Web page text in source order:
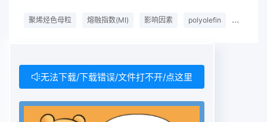
andcontent of filler and the sorts and contents
最常采用的着色方法,聚烯烃色母粒主要由颜料、载
体、1M对于聚烯烃色母粒的重要性分散剂三部分组
成,其性能指标包括表1所示的项目2。聚烯烃是典型
的热塑性聚合物,在熔融状态下加工成最终表1聚烯烃
聚烯烃色母粒 熔融指数(MI) 影响因素 polyolefin
无法下载/下载错误/文件打不开/点这里